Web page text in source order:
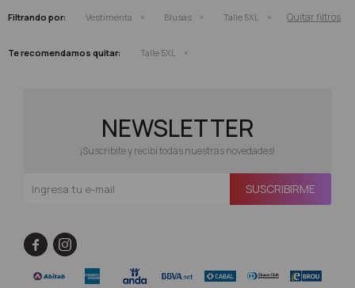
Filtrando por: Vestimenta Blusas Talle 5XL Quitar filtros
Te recomendamos quitar: Talle 5XL
NEWSLETTER
¡Suscribite y recibí todas nuestras novedades!
SUSCRIBIRME
 